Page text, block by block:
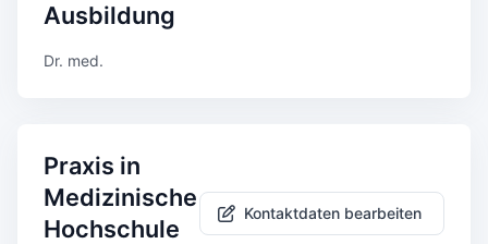
Ausbildung
Dr. med.
Praxis in
Medizinische
Hochschule
Kontaktdaten bearbeiten